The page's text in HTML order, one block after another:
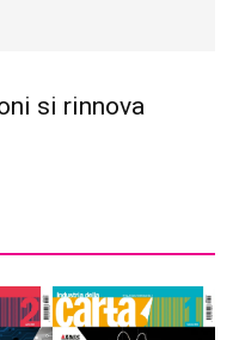
si rinnova